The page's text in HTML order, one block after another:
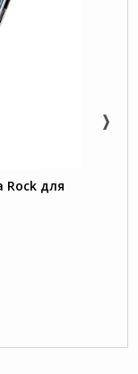
Rock для